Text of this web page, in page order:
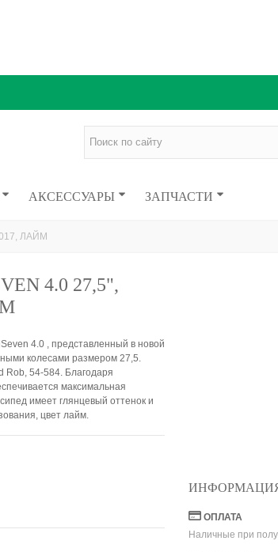
АКСЕССУАРЫ ЗАПЧАСТИ
ЛАЙМ
4.0 27,5",
4.0 , представленный в новой
колесами размером 27,5.
Rob, 54-584. Благодаря
максимальная
имеет глянцевый оттенок и
цвет лайм.
ОПЛАТА
Наличные при